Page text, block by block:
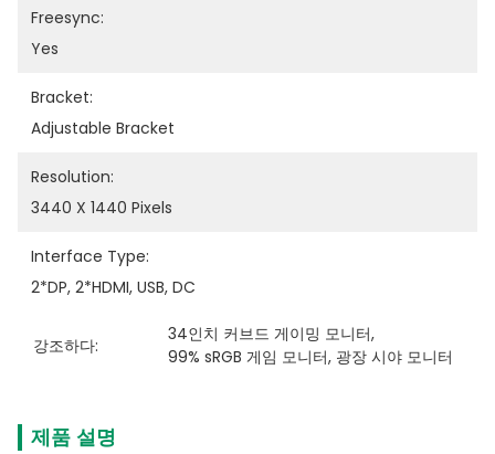
Freesync:
Yes
Bracket:
Adjustable Bracket
Resolution:
3440 X 1440 Pixels
Interface Type:
2*DP, 2*HDMI, USB, DC
강조하다:
34인치 커브드 게이밍 모니터,
99% sRGB 게임 모니터, 광장 시야 모니터
제품 설명